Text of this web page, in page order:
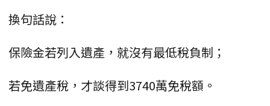
換句話說：
保險金若列入遺產，就沒有最低稅負制；
若免遺產稅，才談得到3740萬免稅額。